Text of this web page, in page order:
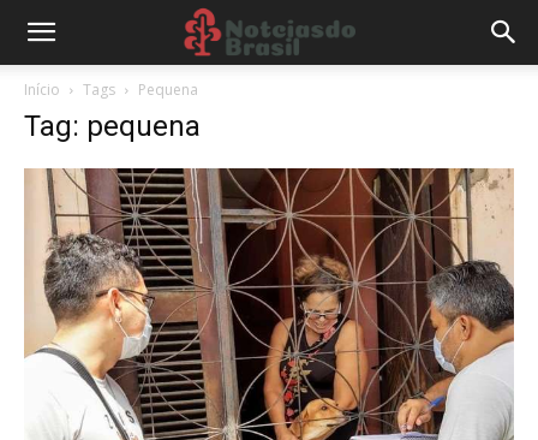
Início Tags Pequena
Tag: pequena